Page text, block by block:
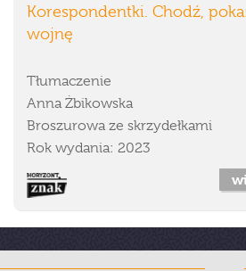
Korespondentki. Chodź,
wojnę
Tłumaczenie
Anna Żbikowska
Broszurowa ze skrzydełkami
Rok wydania: 2023